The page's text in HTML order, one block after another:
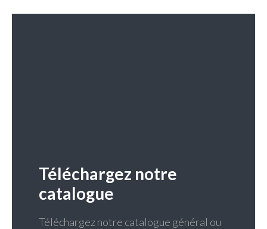
Téléchargez notre
catalogue
Téléchargez notre catalogue général ou